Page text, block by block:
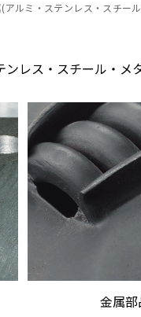
アルミ・ステンレス・スチー
レス・スチール・メ
金属